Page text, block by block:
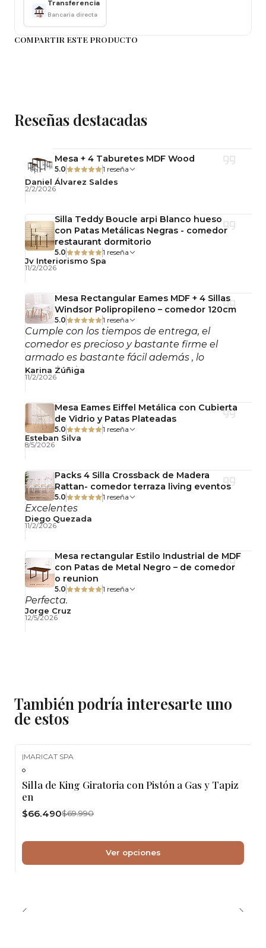
Importante: Este producto se entrega
desarmado, con llaves y pernos para su armado
Fotografías referenciales.
Transferencia
Bancaria directa
COMPARTIR ESTE PRODUCTO
Reseñas destacadas
Mesa + 4 Taburetes MDF Wood
5.0 1 reseña
Daniel Álvarez Saldes
2/2/2026
Silla Teddy Boucle arpi Blanco hueso
con Patas Metálicas Negras - comedor
restaurant dormitorio
5.0 1 reseña
Jv Interiorismo Spa
11/2/2026
Mesa Rectangular Eames MDF + 4 Sillas
Windsor Polipropileno – comedor 120cm
5.0 1 reseña
Cumple con los tiempos de entrega, el
comedor es precioso y bastante firme el
armado es bastante fácil además , lo
recomiendo!
Karina Zúñiga
11/2/2026
Mesa Eames Eiffel Metálica con Cubierta
de Vidrio y Patas Plateadas
5.0 1 reseña
Esteban Silva
8/5/2026
Packs 4 Silla Crossback de Madera
Rattan- comedor terraza living eventos
5.0 1 reseña
Excelentes
Diego Quezada
11/2/2026
Mesa rectangular Estilo Industrial de MDF
con Patas de Metal Negro – de comedor
o reunion
5.0 1 reseña
Perfecta.
Jorge Cruz
12/5/2026
También podría interesarte uno
de estos
|MARICAT SPA
Silla de King Giratoria con Pistón a Gas y Tapiz
en
$66.490$69.990
Ver opciones